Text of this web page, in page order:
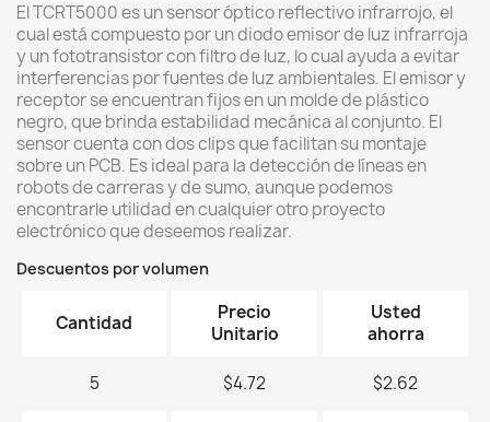
El TCRT5000 es un sensor óptico reflectivo infrarrojo, el
cual está compuesto por un diodo emisor de luz infrarroja
y un fototransistor con filtro de luz, lo cual ayuda a evitar
interferencias por fuentes de luz ambientales. El emisor y
receptor se encuentran fijos en un molde de plástico
negro, que brinda estabilidad mecánica al conjunto. El
sensor cuenta con dos clips que facilitan su montaje
sobre un PCB. Es ideal para la detección de líneas en
robots de carreras y de sumo, aunque podemos
encontrarle utilidad en cualquier otro proyecto
electrónico que deseemos realizar.
Descuentos por volumen
Cantidad
Precio
Unitario
Usted
ahorra
5 $4.72 $2.62